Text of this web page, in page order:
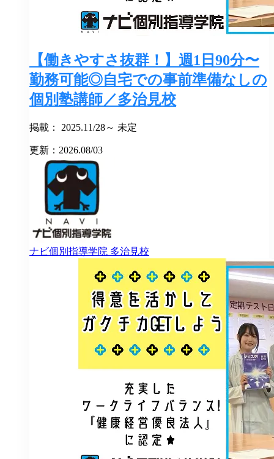
【働きやすさ抜群！】週1日90分〜
勤務可能◎自宅での事前準備なしの
個別塾講師／多治見校
掲載： 2025.11/28～ 未定
更新：2026.08/03
ナビ個別指導学院 多治見校